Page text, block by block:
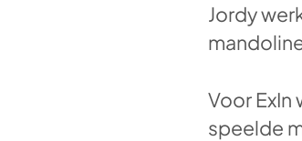
Jordy
Voor
speelde